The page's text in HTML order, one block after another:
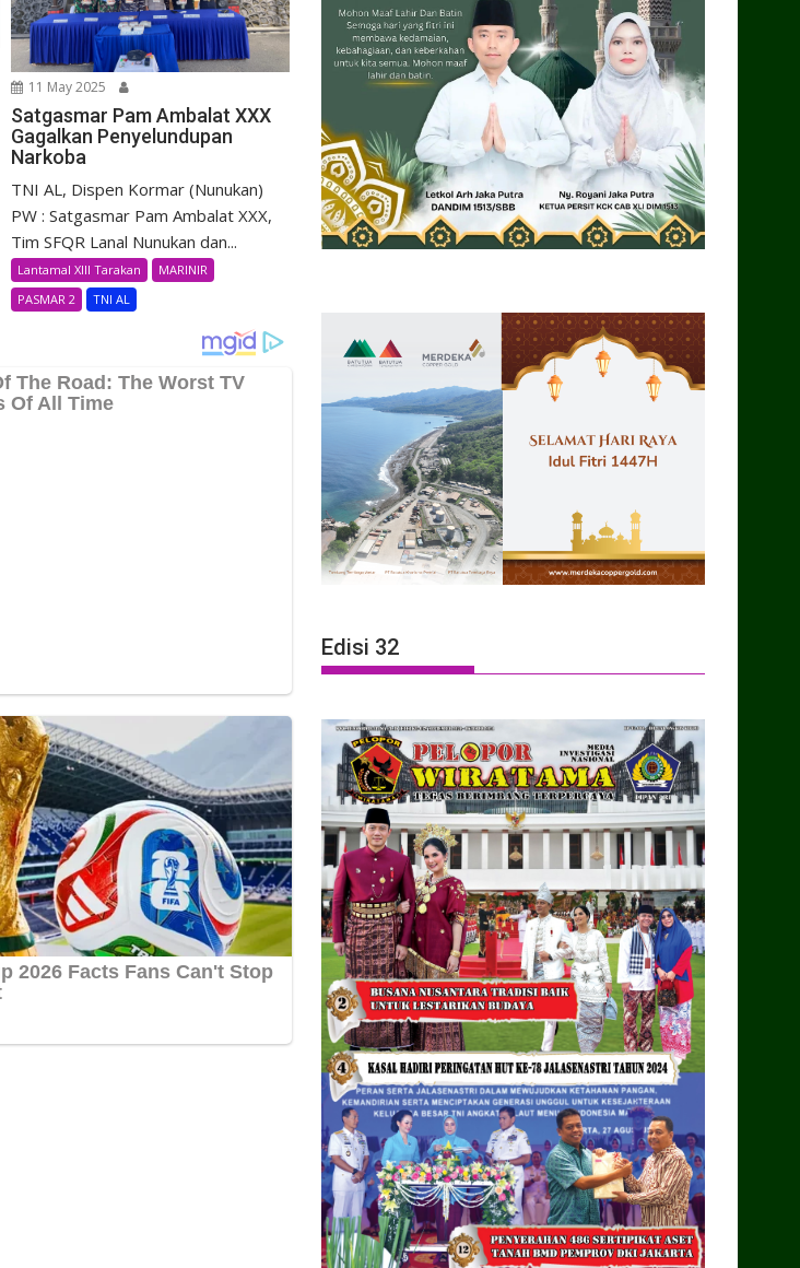
11 May 2025
Satgasmar Pam Ambalat XXX
Gagalkan Penyelundupan
Narkoba
TNI AL, Dispen Kormar (Nunukan)
PW : Satgasmar Pam Ambalat XXX,
Tim SFQR Lanal Nunukan dan...
Lantamal XIII Tarakan
MARINIR
PASMAR 2
TNI AL
Edisi 32